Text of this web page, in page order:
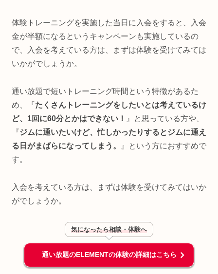
体験トレーニングを実施した当日に入会をすると、入会
金が半額になるというキャンペーンも実施しているの
で、入会を考えている方は、まずは体験を受けてみては
いかがでしょうか。
通い放題で短いトレーニング時間という特徴があるた
め、『たくさんトレーニングをしたいとは考えているけ
ど、1回に60分とかはできない！ 』と思っている方や、
『ジムに通いたいけど、忙しかったりするとジムに通え
る日がまばらになってしまう。
』という方におすすめで
す。
入会を考えている方は、まずは体験を受けてみてはいか
がでしょうか。
気になったら相談・体験へ
通い放題のELEMENTの体験の詳細はこちら